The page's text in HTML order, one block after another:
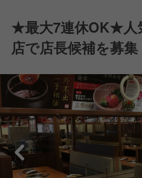
★最大7連休OK★人
店で店長候補を募